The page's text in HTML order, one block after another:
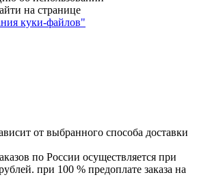
на странице
куки-файлов"
от выбранного способа доставки
по России осуществляется при
при 100 % предоплате заказа на